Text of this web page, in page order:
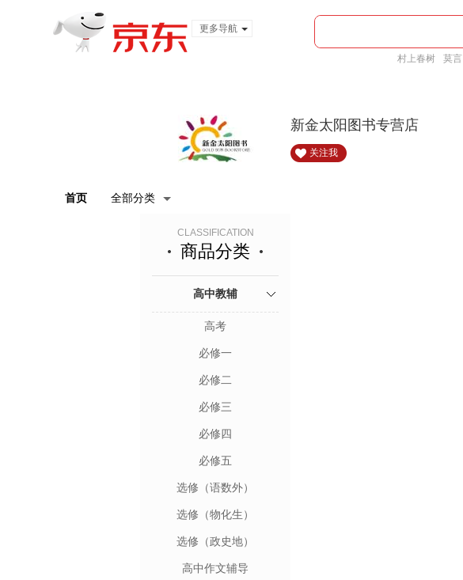
更多导航
村上春树 莫言
新金太阳图书专营店
关注我
首页 全部分类
CLASSIFICATION
商品分类
高中教辅
高考
必修一
必修二
必修三
必修四
必修五
选修（语数外）
选修（物化生）
选修（政史地）
高中作文辅导